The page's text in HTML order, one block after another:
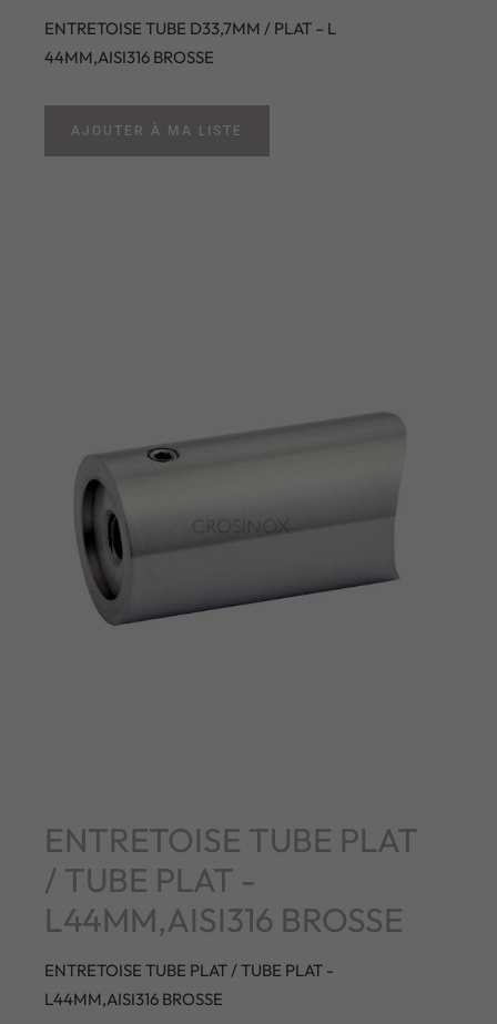
ENTRETOISE TUBE D33,7MM / PLAT – L
44MM,AISI316 BROSSE
AJOUTER À MA LISTE
ENTRETOISE TUBE PLAT
/ TUBE PLAT -
L44MM,AISI316 BROSSE
ENTRETOISE TUBE PLAT / TUBE PLAT -
L44MM,AISI316 BROSSE